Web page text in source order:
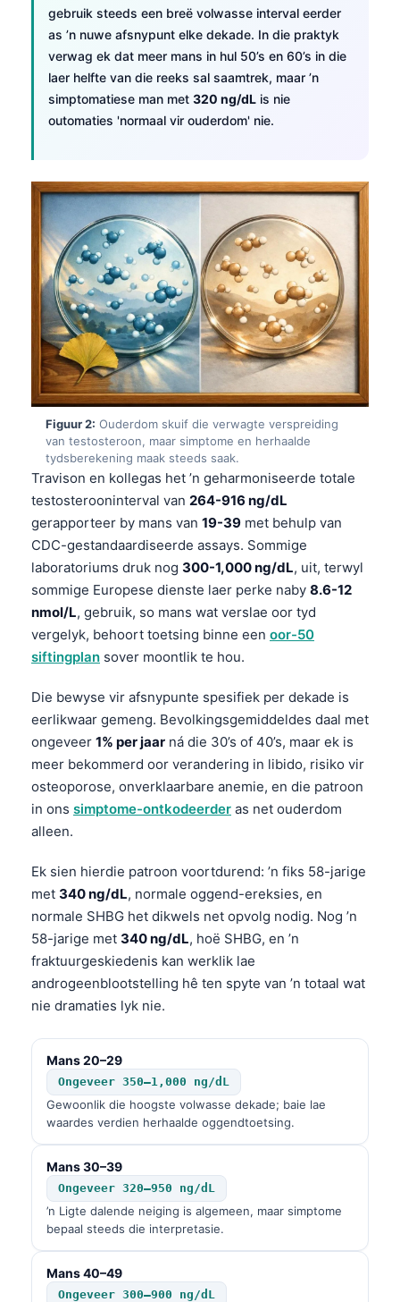
gebruik steeds een breë volwasse interval eerder
as ’n nuwe afsnypunt elke dekade. In die praktyk
verwag ek dat meer mans in hul 50’s en 60’s in die
laer helfte van die reeks sal saamtrek, maar ’n
simptomatiese man met 320 ng/dL is nie
outomaties 'normaal vir ouderdom' nie.
Figuur 2: Ouderdom skuif die verwagte verspreiding
van testosteroon, maar simptome en herhaalde
tydsberekening maak steeds saak.
Travison en kollegas het ’n geharmoniseerde totale
testosterooninterval van 264-916 ng/dL
gerapporteer by mans van 19-39 met behulp van
CDC-gestandaardiseerde assays. Sommige
laboratoriums druk nog 300-1,000 ng/dL, uit, terwyl
sommige Europese dienste laer perke naby 8.6-12
nmol/L, gebruik, so mans wat verslae oor tyd
vergelyk, behoort toetsing binne een oor-50
siftingplan sover moontlik te hou.
Die bewyse vir afsnypunte spesifiek per dekade is
eerlikwaar gemeng. Bevolkingsgemiddeldes daal met
ongeveer 1% per jaar ná die 30’s of 40’s, maar ek is
meer bekommerd oor verandering in libido, risiko vir
osteoporose, onverklaarbare anemie, en die patroon
in ons simptome-ontkodeerder as net ouderdom
alleen.
Ek sien hierdie patroon voortdurend: ’n fiks 58-jarige
met 340 ng/dL, normale oggend-ereksies, en
normale SHBG het dikwels net opvolg nodig. Nog ’n
58-jarige met 340 ng/dL, hoë SHBG, en ’n
fraktuurgeskiedenis kan werklik lae
androgeenblootstelling hê ten spyte van ’n totaal wat
nie dramaties lyk nie.
Mans 20–29
Ongeveer 350–1,000 ng/dL
Gewoonlik die hoogste volwasse dekade; baie lae
waardes verdien herhaalde oggendtoetsing.
Mans 30–39
Ongeveer 320–950 ng/dL
’n Ligte dalende neiging is algemeen, maar simptome
bepaal steeds die interpretasie.
Mans 40–49
Ongeveer 300–900 ng/dL